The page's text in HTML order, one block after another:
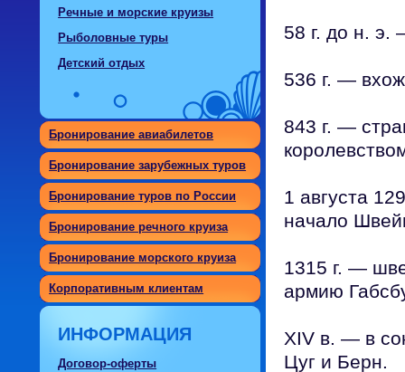
Речные и морские круизы
Рыболовные туры
Детский отдых
Бронирование авиабилетов
Бронирование зарубежных туров
Бронирование туров по России
Бронирование речного круиза
Бронирование морского круиза
Корпоративным клиентам
ИНФОРМАЦИЯ
Договор-оферты
58 г. до н. э.
536 г. —
843 г. —
1 августа
начало
1315 г. —
армию
XIV в. — в
Цуг и Берн.